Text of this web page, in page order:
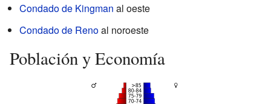
Condado de Kingman al oeste
Condado de Renoal noroeste
Población y Economía